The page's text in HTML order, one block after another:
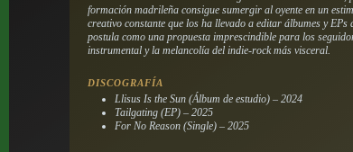
formación madrileña consigue sumergir al oyente en un
creativo constante que los ha llevado a editar álbumes y
postula como una propuesta imprescindible para los
instrumental y la melancolía del indie-rock más visceral.
DISCOGRAFÍA
Llisus Is the Sun (Álbum de estudio) – 2024
Tailgating (EP) – 2025
For No Reason (Single) – 2025